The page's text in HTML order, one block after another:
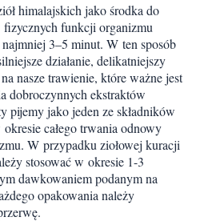
himalajskich jako środka do
funkcji organizmu
3–5 minut. W ten sposób
działanie, delikatniejszy
nasze trawienie, które ważne jest
dobroczynnych ekstraktów
pijemy jako jeden ze składników
całego trwania odnowy
W przypadku ziołowej kuracji
stosować w okresie 1-3
dawkowaniem podanym na
opakowania należy